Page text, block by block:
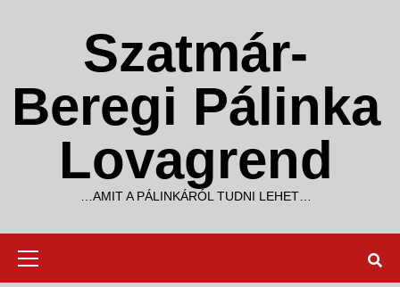
Szatmár-
Beregi Pálinka
Lovagrend
…AMIT A PÁLINKÁRÓL TUDNI LEHET…